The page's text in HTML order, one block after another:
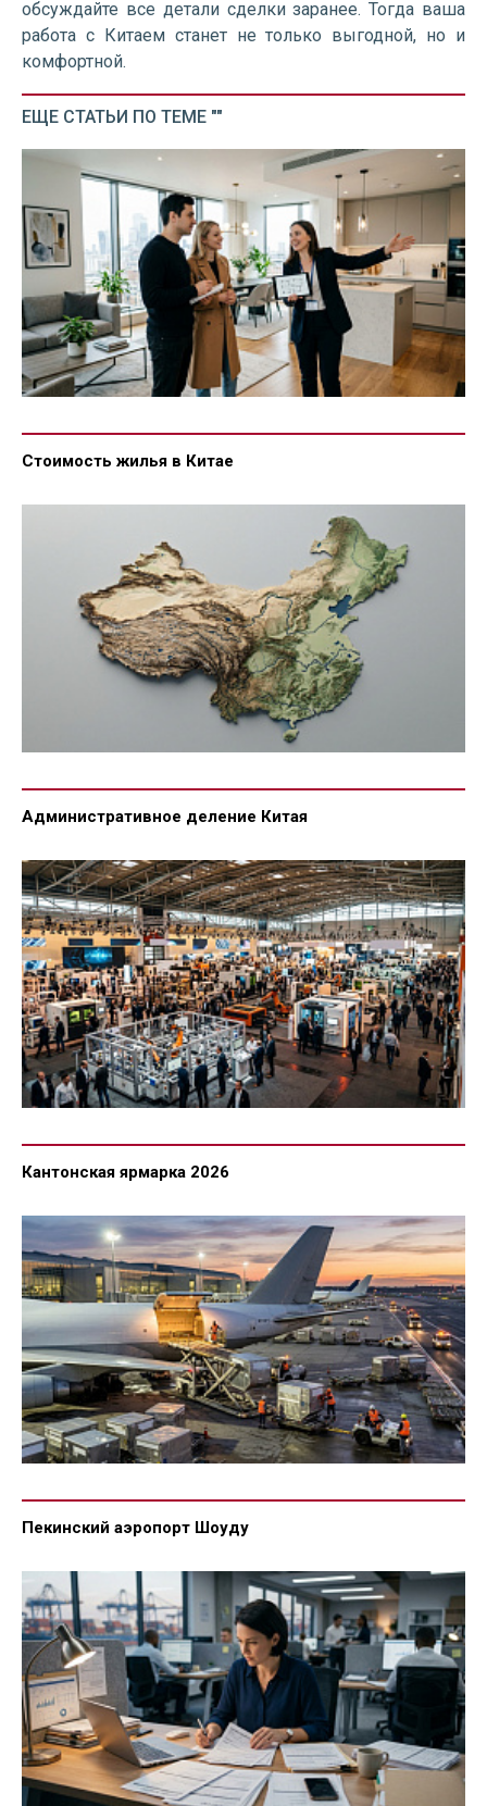
обсуждайте все детали сделки заранее. Тогда ваша
работа с Китаем станет не только выгодной, но и
комфортной.
ЕЩЕ СТАТЬИ ПО ТЕМЕ ""
Стоимость жилья в Китае
Административное деление Китая
Кантонская ярмарка 2026
Пекинский аэропорт Шоуду